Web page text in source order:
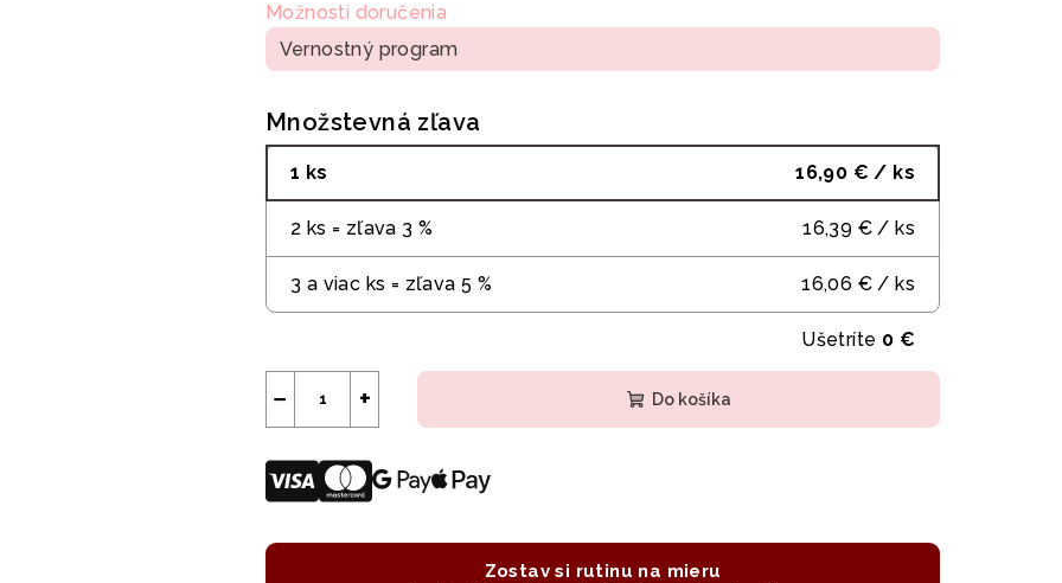
Možnosti doručenia
Vernostný program
Množstevná zľava
1 ks 16,90 € / ks
2 ks = zľava 3 % 16,39 € / ks
3 a viac ks = zľava 5 % 16,06 € / ks
Ušetríte 0 €
+
− Do košíka
Zostav si rutinu na mieru